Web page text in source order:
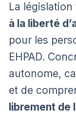
La
à la liberté
pour les
EHPAD.
autonome,
et de
librement de